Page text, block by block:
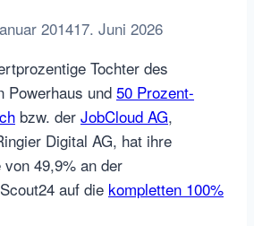
201417. Juni 2026
Tochter des
Powerhaus und 50 Prozent-
bzw. der JobCloud AG,
Digital AG, hat ihre
49,9% an der
auf die kompletten 100%